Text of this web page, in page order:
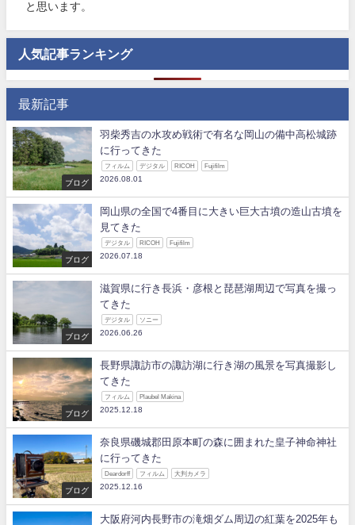
と思います。
人気記事ランキング
最新記事
ブログ
羽柴秀吉の水攻め戦術で有名な岡山の備中高松城跡
に行ってきた
フィルム デジタル RICOH Fujifilm
2026.08.01
ブログ
岡山県の全国で4番目に大きい巨大古墳の造山古墳を
見てきた
デジタル RICOH Fujifilm
2026.07.18
ブログ
滋賀県に行き長浜・彦根と琵琶湖周辺で写真を撮っ
てきた
デジタル ソニー
2026.06.26
ブログ
長野県諏訪市の諏訪湖に行き湖の風景を写真撮影し
てきた
フィルム Plaubel Makina
2025.12.18
ブログ
奈良県磯城郡田原本町の森に囲まれた皇子神命神社
に行ってきた
Deardorff フィルム 大判カメラ
2025.12.16
大阪府河内長野市の滝畑ダム周辺の紅葉を2025年も